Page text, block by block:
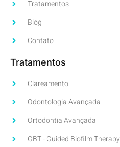
Tratamentos
Blog
Contato
Tratamentos
Clareamento
Odontologia Avançada
Ortodontia Avançada
GBT - Guided Biofilm Therapy